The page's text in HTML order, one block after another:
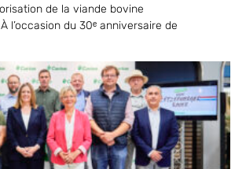
de la viande bovine
l’occasion du 30ᵉ anniversaire de